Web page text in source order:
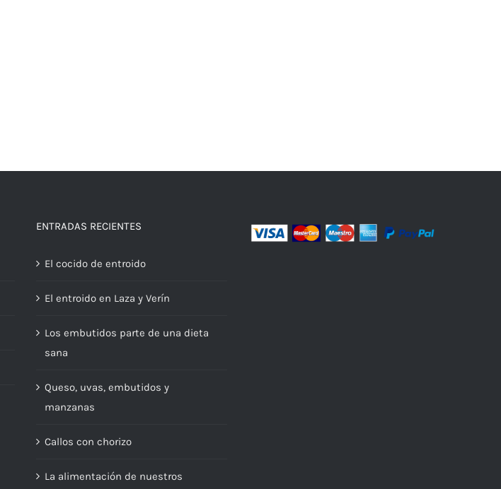
ENTRADAS RECIENTES
El cocido de entroido
El entroido en Laza y Verín
Los embutidos parte de una dieta
sana
Queso, uvas, embutidos y
manzanas
Callos con chorizo
La alimentación de nuestros